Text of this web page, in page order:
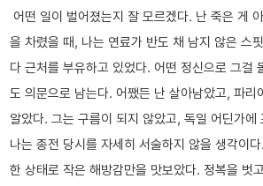
어떤 일이 벌어졌는지 잘 모르겠다. 난 죽은 게
을 차렸을 때, 나는 연료가 반도 채 남지 않은 스
다 근처를 부유하고 있었다. 어떤 정신으로 그걸
도 의문으로 남는다. 어쨌든 난 살아남았고, 파리
알았다. 그는 구름이 되지 않았고, 독일 어딘가에
나는 종전 당시를 자세히 서술하지 않을 생각이
한 상태로 작은 해방감만을 맛보았다. 정복을 벗